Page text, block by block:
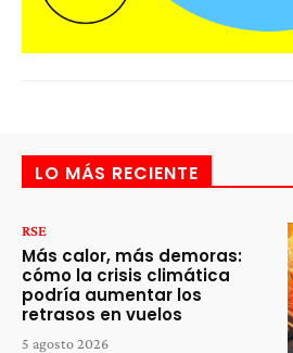
LO MÁS RECIENTE
RSE
Más calor, más demoras:
cómo la crisis climática
podría aumentar los
retrasos en vuelos
5 agosto 2026